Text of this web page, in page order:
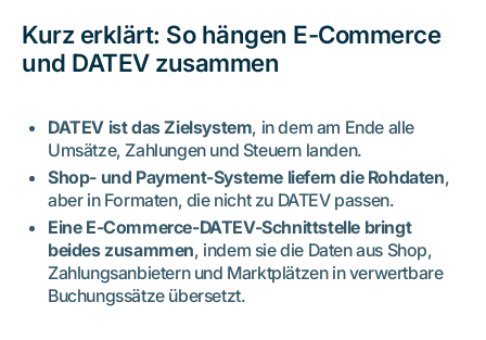
Kurz erklärt: So hängen E-Commerce
und DATEV zusammen
DATEV ist das Zielsystem, in dem am Ende alle
Umsätze, Zahlungen und Steuern landen.
Shop- und Payment-Systeme liefern die Rohdaten,
aber in Formaten, die nicht zu DATEV passen.
Eine E-Commerce-DATEV-Schnittstelle bringt
beides zusammen, indem sie die Daten aus Shop,
Zahlungsanbietern und Marktplätzen in verwertbare
Buchungssätze übersetzt.